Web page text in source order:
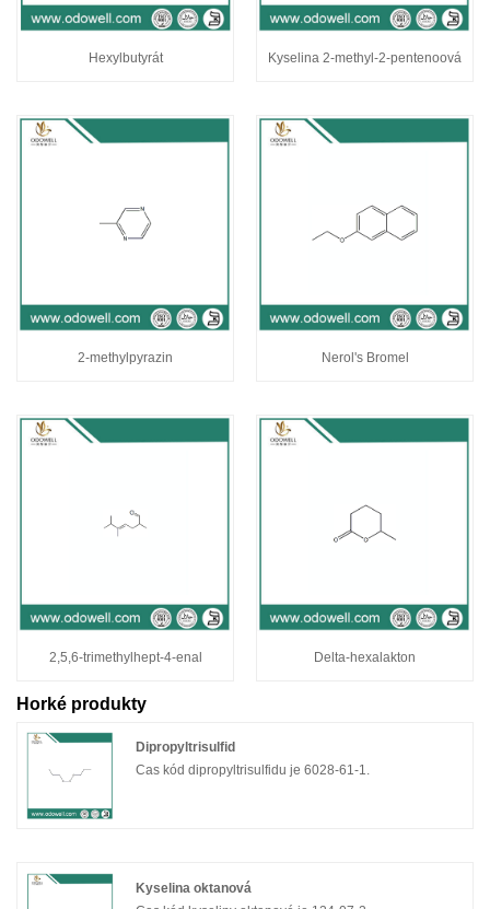
Hexylbutyrát Kyselina 2-methyl-2-pentenoová
2-methylpyrazin Nerol's Bromel
2,5,6-trimethylhept-4-enal Delta-hexalakton
Horké produkty
Dipropyltrisulfid
Cas kód dipropyltrisulfidu je 6028-61-1.
Kyselina oktanová